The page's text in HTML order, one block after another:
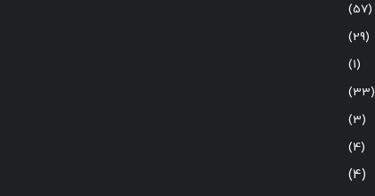
(57)
(29)
(1)
(33)
(3)
(4)
(4)